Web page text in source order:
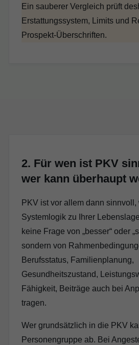
Ein sauberer Vergleich prüft
Erstattungssystem, Limits und
Prospekt-Überschriften.
2. Für wen ist PKV
wer kann überhaupt
PKV ist vor allem dann sinnvoll,
Systemlogik zu Ihrer
keine Frage von „besser“ oder
sondern von
Berufsstatus, Familienplanung,
Gesundheitszustand,
Fähigkeit, Beiträge auch bei
tragen.
Wer grundsätzlich in die PKV
Personengruppe ab. Bei